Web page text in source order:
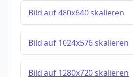
Bild auf 480x640 skalieren
Bild auf 1024x576 skalieren
Bild auf 1280x720 skalieren